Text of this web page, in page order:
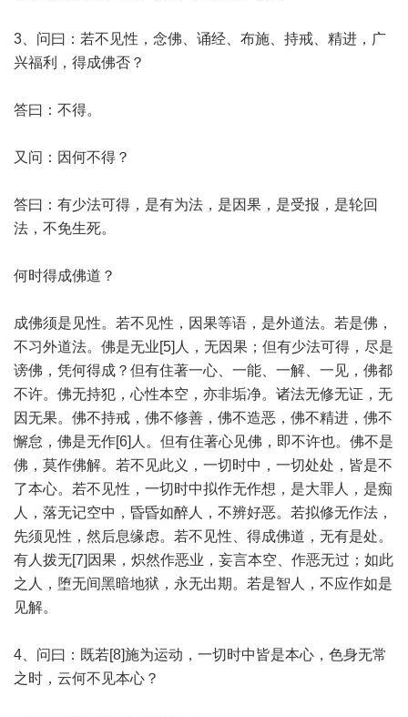
3、问曰：若不见性，念佛、诵经、布施、持戒、精进，广
兴福利，得成佛否？
答曰：不得。
又问：因何不得？
答曰：有少法可得，是有为法，是因果，是受报，是轮回
法，不免生死。
何时得成佛道？
成佛须是见性。若不见性，因果等语，是外道法。若是佛，
不习外道法。佛是无业[5]人，无因果；但有少法可得，尽是
谤佛，凭何得成？但有住著一心、一能、一解、一见，佛都
不许。佛无持犯，心性本空，亦非垢净。诸法无修无证，无
因无果。佛不持戒，佛不修善，佛不造恶，佛不精进，佛不
懈怠，佛是无作[6]人。但有住著心见佛，即不许也。佛不是
佛，莫作佛解。若不见此义，一切时中，一切处处，皆是不
了本心。若不见性，一切时中拟作无作想，是大罪人，是痴
人，落无记空中，昏昏如醉人，不辨好恶。若拟修无作法，
先须见性，然后息缘虑。若不见性、得成佛道，无有是处。
有人拨无[7]因果，炽然作恶业，妄言本空、作恶无过；如此
之人，堕无间黑暗地狱，永无出期。若是智人，不应作如是
见解。
4、问曰：既若[8]施为运动，一切时中皆是本心，色身无常
之时，云何不见本心？